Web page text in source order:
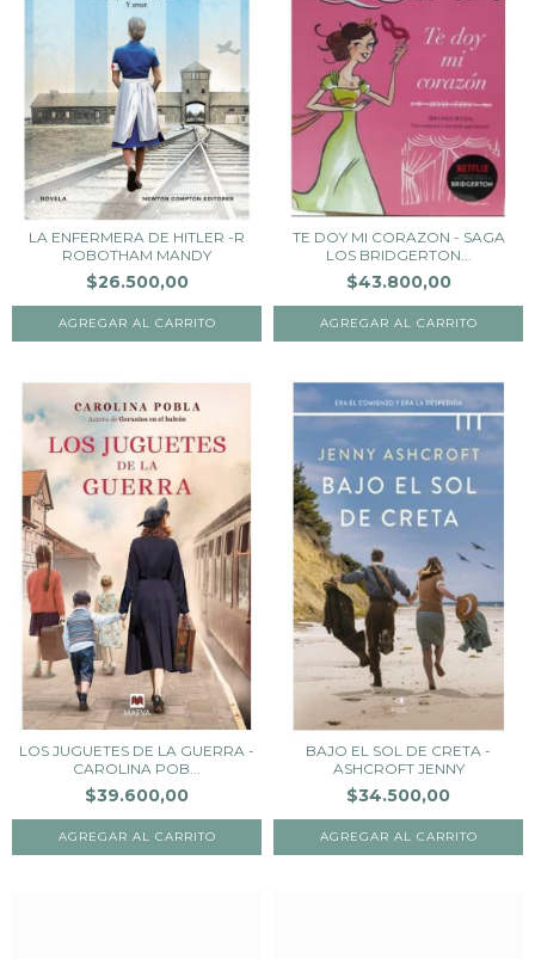
LA ENFERMERA DE HITLER -R
ROBOTHAM MANDY
$26.500,00
TE DOY MI CORAZON - SAGA
LOS BRIDGERTON...
$43.800,00
LOS JUGUETES DE LA GUERRA -
CAROLINA POB...
$39.600,00
BAJO EL SOL DE CRETA -
ASHCROFT JENNY
$34.500,00